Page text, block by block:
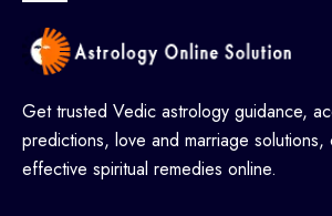
Get trusted Vedic astrology guidance,
predictions, love and marriage
effective spiritual remedies online.